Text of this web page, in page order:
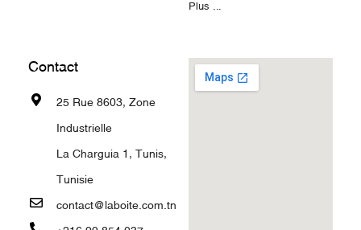
Plus ...
Contact
25 Rue 8603, Zone
Industrielle
La Charguia 1, Tunis,
Tunisie
contact@laboite.com.tn